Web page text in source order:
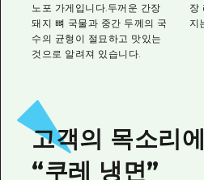
노포 가게입니다.두꺼운 간장
돼지 뼈 국물과 중간 두께의 국
수의 균형이 절묘하고 맛있는
것으로 알려져 있습니다.
장
지
고객의 목소리
“쿠레 냉면”